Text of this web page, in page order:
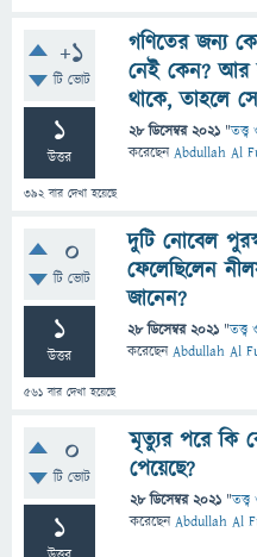
+1
টি ভোট
1
উত্তর
392বার দেখা হয়েছে
গণিতের জন্য
নেই কেন? আর
থাকে, তাহলে
28 ডিসেম্বর 2021 "
করেছেনAbdullah Al
0
টি ভোট
1
উত্তর
561 বার দেখা হয়েছে
দুটি নোবেল
ফেলেছিলেন
জানেন?
28 ডিসেম্বর 2021 "
করেছেনAbdullah Al
0
টি ভোট
1
মৃত্যুর পরে কি
পেয়েছে?
28 ডিসেম্বর 2021 "
করেছেনAbdullah Al